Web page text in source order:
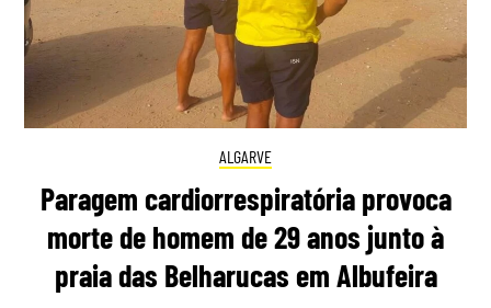
ALGARVE
Paragem cardiorrespiratória provoca
morte de homem de 29 anos junto à
praia das Belharucas em Albufeira